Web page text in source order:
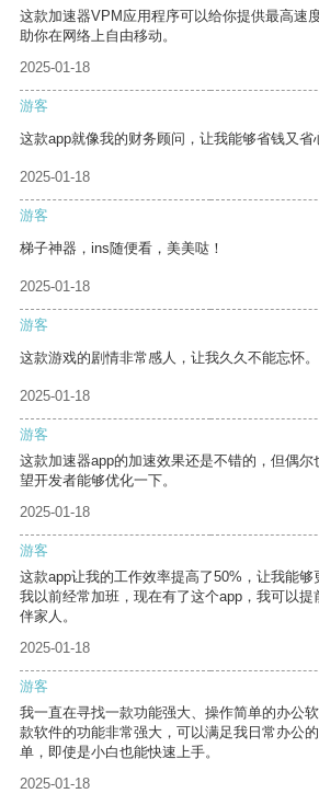
这款加速器VPM应用程序可以给你提供最高速
助你在网络上自由移动。
2025-01-18
游客
这款app就像我的财务顾问，让我能够省钱又省
2025-01-18
游客
梯子神器，ins随便看，美美哒！
2025-01-18
游客
这款游戏的剧情非常感人，让我久久不能忘怀。
2025-01-18
游客
这款加速器app的加速效果还是不错的，但偶
望开发者能够优化一下。
2025-01-18
游客
这款app让我的工作效率提高了50%，让我能够
我以前经常加班，现在有了这个app，我可以
伴家人。
2025-01-18
游客
我一直在寻找一款功能强大、操作简单的办公
款软件的功能非常强大，可以满足我日常办公
单，即使是小白也能快速上手。
2025-01-18